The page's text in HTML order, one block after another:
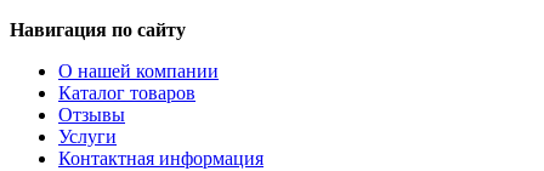
Навигация по сайту
О нашей компании
Каталог товаров
Отзывы
Услуги
Контактная информация